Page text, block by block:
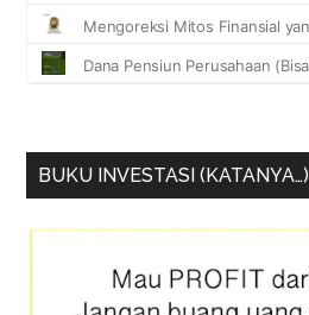
BUKU INVESTASI (KATANYA…)